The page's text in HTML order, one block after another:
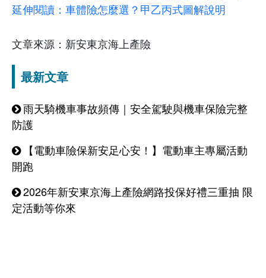
延伸閱讀： 車體險怎麼選？甲乙丙式圖解說明
文章來源：新安東京海上產險
最新文章
雨天騎機車事故頻傳｜安全駕駛與機車保險完整
防護
【電動車險保新安足心安！】電動車主專屬活動
開跑
2026年新安東京海上產險網路投保好禮三重抽 限
定活動等你來